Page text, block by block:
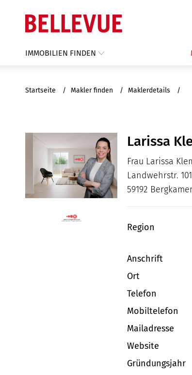
IMMOBILIEN FINDEN
Startseite Makler finden Maklerdetails
Larissa
Frau Larissa
Landwehrstr. 101
59192
Region
Anschrift
Ort
Telefon
Mobiltelefon
Mailadresse
Website
Gründungsjahr